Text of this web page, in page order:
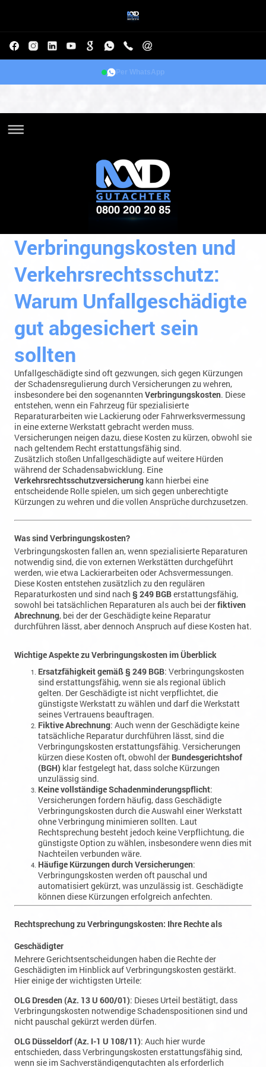
Per WhatsApp
Verbringungskosten und
Verkehrsrechtsschutz:
Warum Unfallgeschädigte
gut abgesichert sein
sollten
Unfallgeschädigte sind oft gezwungen, sich gegen Kürzungen
der Schadensregulierung durch Versicherungen zu wehren,
insbesondere bei den sogenannten
entstehen, wenn ein Fahrzeug für spezialisierte
Reparaturarbeiten wie Lackierung oder Fahrwerksvermessung
in eine externe Werkstatt gebracht werden muss.
Versicherungen neigen dazu, diese Kosten zu kürzen, obwohl sie
nach geltendem Recht erstattungsfähig sind.
Zusätzlich stoßen Unfallgeschädigte auf weitere Hürden
während der Schadensabwicklung. Eine
Verkehrsrechtsschutzversicherungkann hierbei eine
entscheidende Rolle spielen, um sich gegen unberechtigte
Kürzungen zu wehren und die vollen Ansprüche durchzusetzen.
Was sind Verbringungskosten?
Verbringungskosten fallen an, wenn spezialisierte Reparaturen
notwendig sind, die von externen Werkstätten durchgeführt
werden, wie etwa Lackierarbeiten oder Achsvermessungen.
Diese Kosten entstehen zusätzlich zu den regulären
Reparaturkosten und sind nach§ 249 BGBerstattungsfähig,
sowohl bei tatsächlichen Reparaturen als auch bei derfiktiven
Abrechnung, bei der der Geschädigte keine Reparatur
durchführen lässt, aber dennoch Anspruch auf diese Kosten hat.
Wichtige Aspekte zu Verbringungskosten im Überblick
sind erstattungsfähig, wenn sie als regional üblich
günstigste Werkstatt zu wählen und darf die Werkstatt
seines Vertrauens beauftragen.
Fiktive Abrechnung: Auch wenn der Geschädigte keine
tatsächliche Reparatur durchführen lässt, sind die
Verbringungskosten erstattungsfähig. Versicherungen
kürzen diese Kosten oft, obwohl derBundesgerichtshof
(BGH)klar festgelegt hat, dass solche Kürzungen
unzulässig sind.
Keine vollständige Schadenminderungspflicht:
Versicherungen fordern häufig, dass Geschädigte
Verbringungskosten durch die Auswahl einer Werkstatt
ohne Verbringung minimieren sollten. Laut
Rechtsprechung besteht jedoch keine Verpflichtung, die
günstigste Option zu wählen, insbesondere wenn dies mit
Nachteilen verbunden wäre.
Häufige Kürzungen durch Versicherungen:
Verbringungskosten werden oft pauschal und
automatisiert gekürzt, was unzulässig ist. Geschädigte
könnendiese Kürzungen erfolgreich anfechten.
Rechtsprechung zu Verbringungskosten: Ihre Rechte als
Mehrere Gerichtsentscheidungen haben die Rechte der
Geschädigten im Hinblick auf Verbringungskosten gestärkt.
Hier einige der wichtigsten Urteile:
OLG Dresden (Az. 13 U 600/01): Dieses Urteil bestätigt, dass
Verbringungskosten notwendige Schadenspositionen sind und
OLG Düsseldorf (Az. I-1 U 108/11): Auch hier wurde
entschieden, dass Verbringungskosten erstattungsfähig sind,
festgehalten sind. Dies gilt ebenfalls für fiktive Abrechnungen.
BGH (Az. VI ZR 401/12): Der Bundesgerichtshof hat